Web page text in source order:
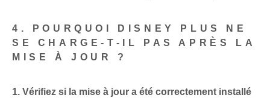
4. POURQUOI DISNEY PLUS NE
SE CHARGE-T-IL PAS APRÈS LA
MISE À JOUR ?
1. Vérifiez si la mise à jour a été correctement installé